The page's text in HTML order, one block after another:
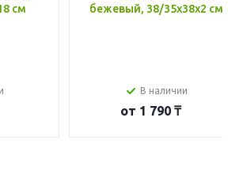
см
бежевый, 38/35x38x2 см
В наличии
от 1 790 ₸